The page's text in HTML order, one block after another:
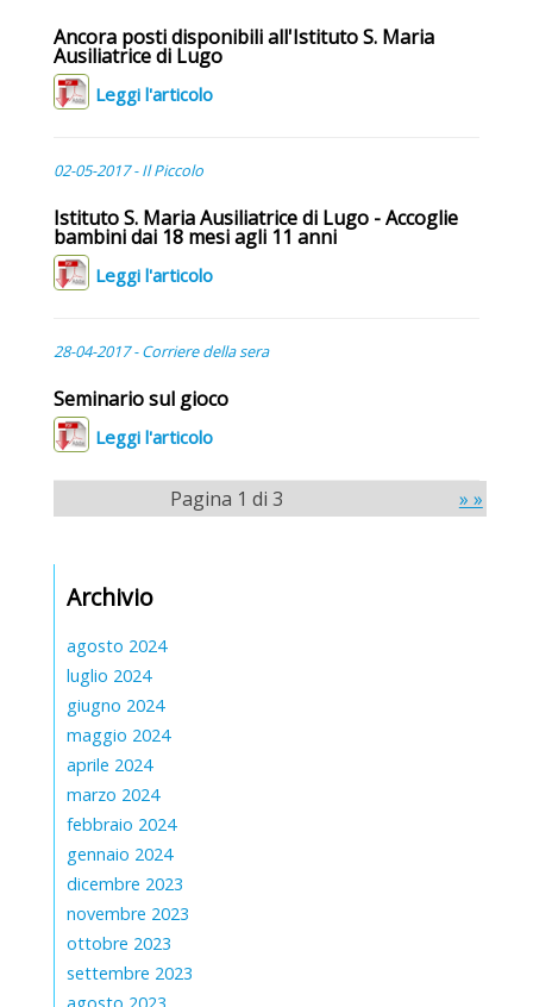
Ancora posti disponibili all'Istituto S. Maria
Ausiliatrice di Lugo
Leggi l'articolo
02-05-2017 - Il Piccolo
Istituto S. Maria Ausiliatrice di Lugo - Accoglie
bambini dai 18 mesi agli 11 anni
Leggi l'articolo
28-04-2017 - Corriere della sera
Seminario sul gioco
Leggi l'articolo
Pagina 1 di 3 » »
Archivio
agosto 2024
luglio 2024
giugno 2024
maggio 2024
aprile 2024
marzo 2024
febbraio 2024
gennaio 2024
dicembre 2023
novembre 2023
ottobre 2023
settembre 2023